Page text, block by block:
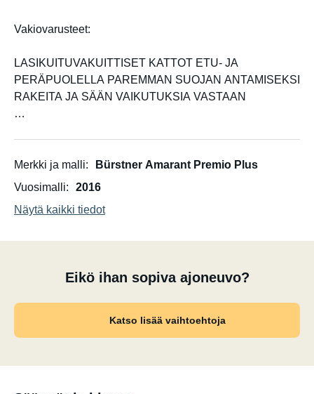
Vakiovarusteet:
LASIKUITUVAKUITTISET KATTOT ETU- JA
PERÄPUOLELLA PAREMMAN SUOJAN ANTAMISEKSI
RAKEITA JA SÄÄN VAIKUTUKSIA VASTAAN
AL-KO-ALUSTO AKS-LUKITUSSALALLA
(HEIJAUSTAMATON KYTKIN) PAREMMAN AJON
SISÄÄNKÄYNTIOVEN 2-PISTELUKIIN JA ROSKASAN
Merkki ja malli
Bürstner Amarant Premio Plus
Vuosimalli
2016
Näytä kaikki tiedot
Eikö ihan sopiva ajoneuvo?
Katso lisää vaihtoehtoja